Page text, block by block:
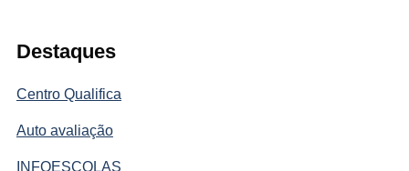
Destaques
Centro Qualifica
Auto avaliação
INFOESCOLAS